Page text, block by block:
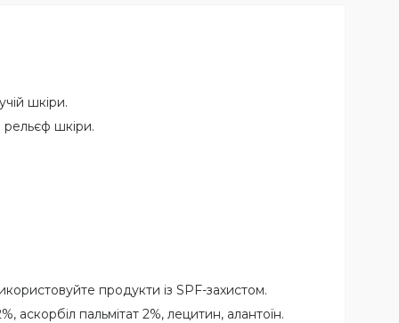
шкіри.
шкіри.
продукти із SPF-захистом.
аскорбіл пальмітат 2%, лецитин, алантоїн.